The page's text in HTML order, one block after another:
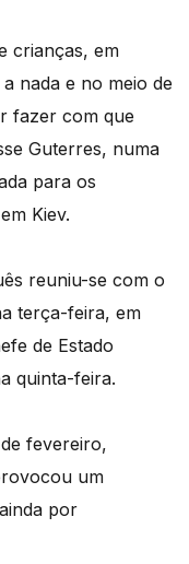
crianças, em
nada e no meio de
fazer com que
Guterres, numa
para os
Kiev.
reuniu-se com o
terça-feira, em
de Estado
quinta-feira.
fevereiro,
um
por